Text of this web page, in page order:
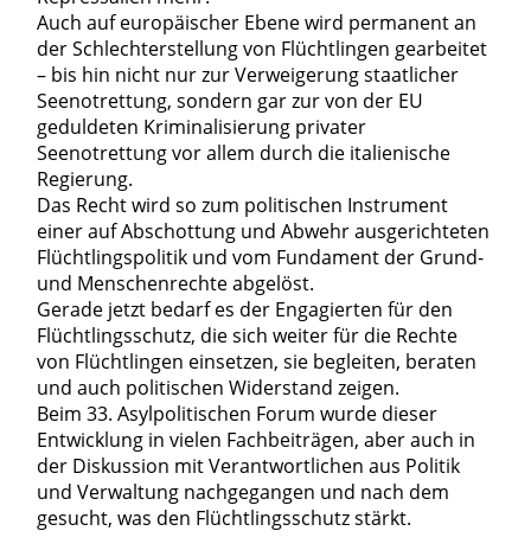
Auch auf europäischer Ebene wird permanent an
der Schlechterstellung von Flüchtlingen gearbeitet
– bis hin nicht nur zur Verweigerung staatlicher
Seenotrettung, sondern gar zur von der EU
geduldeten Kriminalisierung privater
Seenotrettung vor allem durch die italienische
Regierung.
Das Recht wird so zum politischen Instrument
einer auf Abschottung und Abwehr ausgerichteten
Flüchtlingspolitik und vom Fundament der Grund-
und Menschenrechte abgelöst.
Gerade jetzt bedarf es der Engagierten für den
Flüchtlingsschutz, die sich weiter für die Rechte
von Flüchtlingen einsetzen, sie begleiten, beraten
und auch politischen Widerstand zeigen.
Beim 33. Asylpolitischen Forum wurde dieser
Entwicklung in vielen Fachbeiträgen, aber auch in
der Diskussion mit Verantwortlichen aus Politik
und Verwaltung nachgegangen und nach dem
gesucht, was den Flüchtlingsschutz stärkt.